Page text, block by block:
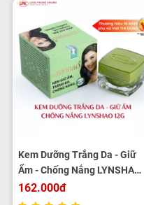
Kem Dưỡng Trắng Da - Giữ
Ẩm - Chống Nắng LYNSHAO
12g
162.000đ